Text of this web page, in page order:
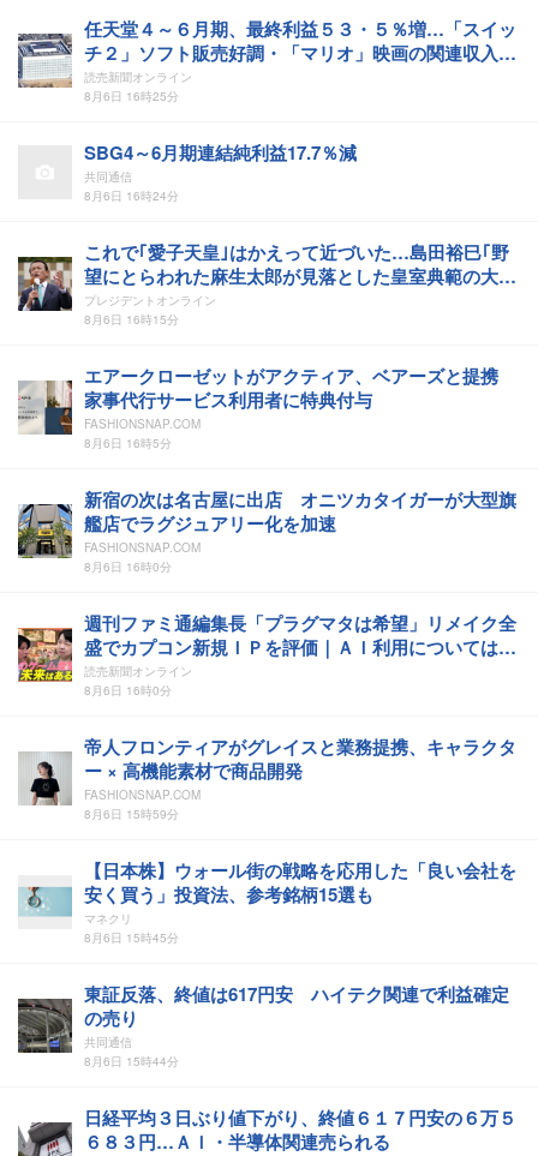
任天堂４～６月期、最終利益５３・５％増…「スイッ
チ２」ソフト販売好調・「マリオ」映画の関連収入が
押し上げ
読売新聞オンライン
8月6日 16時25分
SBG4～6月期連結純利益17.7％減
共同通信
8月6日 16時24分
これで｢愛子天皇｣はかえって近づいた…島田裕巳｢野
望にとらわれた麻生太郎が見落とした皇室典範の大原
則｣
プレジデントオンライン
8月6日 16時15分
エアークローゼットがアクティア、ベアーズと提携
家事代行サービス利用者に特典付与
FASHIONSNAP.COM
8月6日 16時5分
新宿の次は名古屋に出店 オニツカタイガーが大型旗
艦店でラグジュアリー化を加速
FASHIONSNAP.COM
8月6日 16時0分
週刊ファミ通編集長「プラグマタは希望」リメイク全
盛でカプコン新規ＩＰを評価｜ＡＩ利用については
「将来的にはゲーム業界にとって良いことでは」
読売新聞オンライン
8月6日 16時0分
帝人フロンティアがグレイスと業務提携、キャラクタ
ー × 高機能素材で商品開発
FASHIONSNAP.COM
8月6日 15時59分
【日本株】ウォール街の戦略を応用した「良い会社を
安く買う」投資法、参考銘柄15選も
マネクリ
8月6日 15時45分
東証反落、終値は617円安 ハイテク関連で利益確定
の売り
共同通信
8月6日 15時44分
日経平均３日ぶり値下がり、終値６１７円安の６万５
６８３円…ＡＩ・半導体関連売られる